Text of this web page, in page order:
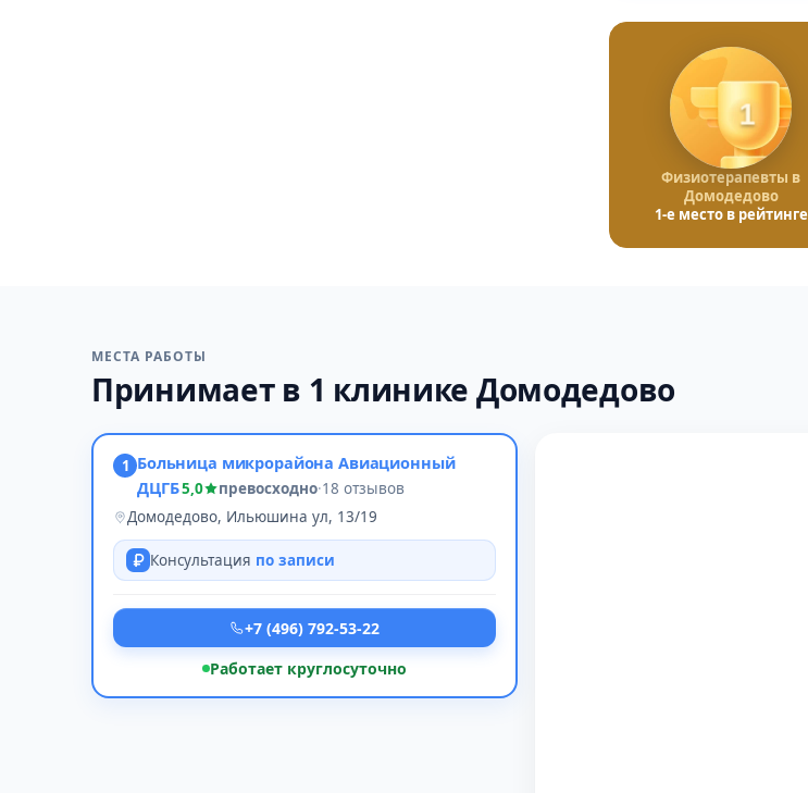
1
Физиотерапевты в
Домодедово
1-е место в рейтинге
МЕСТА РАБОТЫ
Принимает в 1 клинике Домодедово
1 Больница микрорайона Авиационный
ДЦГБ5,0 превосходно·18 отзывов
Домодедово, Ильюшина ул, 13/19
Консультация по записи
+7 (496) 792-53-22
Работает круглосуточно